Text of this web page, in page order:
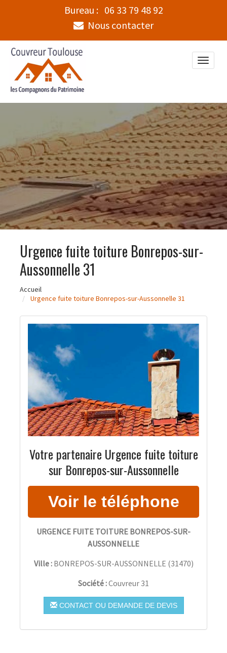
Bureau : 06 33 79 48 92
Nous contacter
Toggle
Urgence fuite toiture Bonrepos-sur-
Aussonnelle 31
Accueil
Urgence fuite toiture Bonrepos-sur-Aussonnelle 31
Votre partenaire Urgence fuite toiture
sur Bonrepos-sur-Aussonnelle
URGENCE FUITE TOITURE BONREPOS-SUR-
AUSSONNELLE
Ville : BONREPOS-SUR-AUSSONNELLE (31470)
Société :Couvreur 31
CONTACT OU DEMANDE DE DEVIS